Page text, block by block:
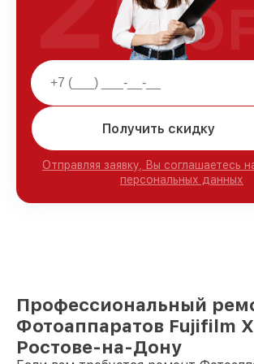
Получить скидку
Отправляя заявку, Вы соглашаетесь
персональных данных
Профессиональный
Фотоаппаратов Fujifilm
Ростове-на-Дону